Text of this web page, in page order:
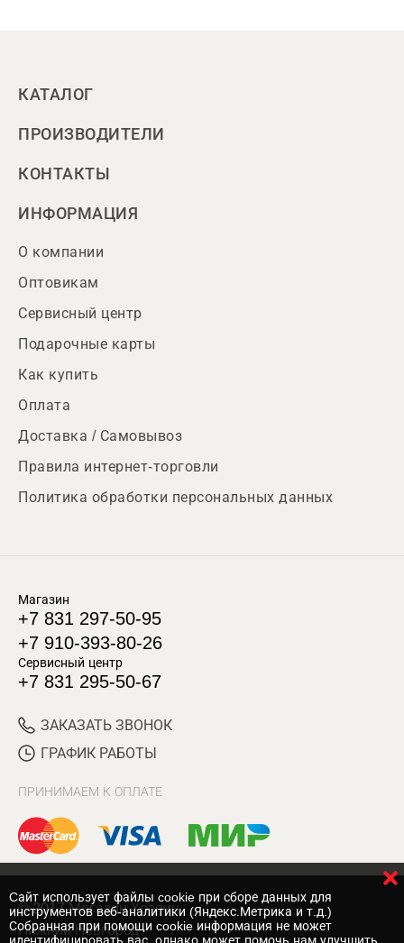
КАТАЛОГ
ПРОИЗВОДИТЕЛИ
КОНТАКТЫ
ИНФОРМАЦИЯ
О компании
Оптовикам
Сервисный центр
Подарочные карты
Как купить
Оплата
Доставка / Самовывоз
Правила интернет-торговли
Политика обработки персональных данных
Магазин
+7 831 297-50-95
+7 910-393-80-26
Сервисный центр
+7 831 295-50-67
ЗАКАЗАТЬ ЗВОНОК
ГРАФИК РАБОТЫ
ПРИНИМАЕМ К ОПЛАТЕ
© 2017 Магазин Хозяин
Нижний Новгород
Cайт использует файлы cookie при сборе данных для
инструментов веб-аналитики (Яндекс.Метрика и т.д.)
Собранная при помощи cookie информация не может